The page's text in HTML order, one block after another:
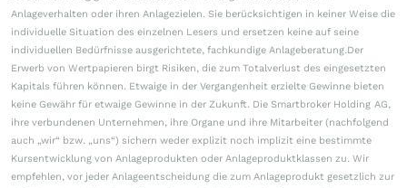
Anlageverhalten oder ihren Anlagezielen. Sie berücksichtigen in keiner Weise die
individuelle Situation des einzelnen Lesers und ersetzen keine auf seine
individuellen Bedürfnisse ausgerichtete, fachkundige Anlageberatung.Der
Erwerb von Wertpapieren birgt Risiken, die zum Totalverlust des eingesetzten
Kapitals führen können. Etwaige in der Vergangenheit erzielte Gewinne bieten
keine Gewähr für etwaige Gewinne in der Zukunft. Die Smartbroker Holding AG,
ihre verbundenen Unternehmen, ihre Organe und ihre Mitarbeiter (nachfolgend
auch „wir“ bzw. „uns“) sichern weder explizit noch implizit eine bestimmte
Kursentwicklung von Anlageprodukten oder Anlageproduktklassen zu. Wir
empfehlen, vor jeder Anlageentscheidung die zum Anlageprodukt gesetzlich zur